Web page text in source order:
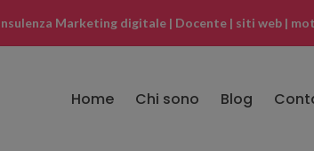
Marketing digitale | Docente | siti web |
Home Chi sono Blog